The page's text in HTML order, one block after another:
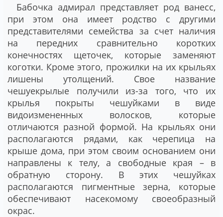
Бабочка адмирал представляет род ванесс,
при этом она имеет родство с другими
представителями семейства за счет наличия
на передних сравнительно коротких
конечностях щеточек, которые заменяют
коготки. Кроме этого, прожилки на их крыльях
лишены утолщений. Свое название
чешуекрылые получили из-за того, что их
крылья покрыты чешуйками в виде
видоизмененных волосков, которые
отличаются разной формой. На крыльях они
располагаются рядами, как черепица на
крыше дома, при этом своим основанием они
направлены к телу, а свободные края – в
обратную сторону. В этих чешуйках
располагаются пигментные зерна, которые
обеспечивают насекомому своеобразный
окрас.